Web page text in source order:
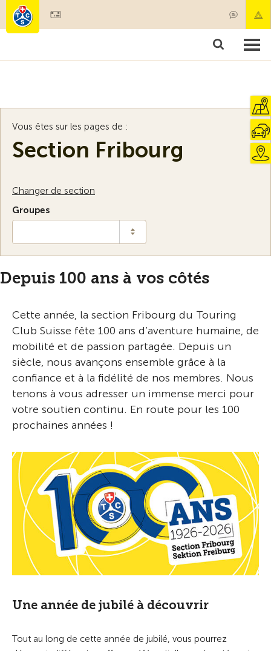
Membres & prestations
Vous êtes sur les pages de :
Section Fribourg
Changer de section
Groupes
Depuis 100 ans à vos côtés
Cette année, la section Fribourg du Touring
Club Suisse fête 100 ans d’aventure humaine, de
mobilité et de passion partagée. Depuis un
siècle, nous avançons ensemble grâce à la
confiance et à la fidélité de nos membres. Nous
tenons à vous adresser un immense merci pour
votre soutien continu. En route pour les 100
prochaines années !
Une année de jubilé à découvrir
Tout au long de cette année de jubilé, vous pourrez